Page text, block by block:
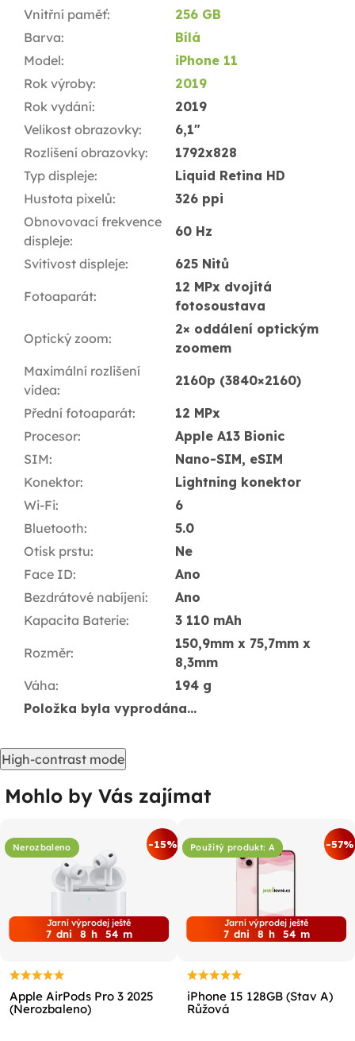
Vnitřní paměť:
256 GB
Barva:
Bílá
Model:
iPhone 11
Rok výroby:
2019
Rok vydání:
2019
Velikost obrazovky:
6,1"
Rozlišení obrazovky:
1792x828
Typ displeje:
Liquid Retina HD
Hustota pixelů:
326 ppi
Obnovovací frekvence
displeje:
60 Hz
Svítivost displeje: 625 Nitů
Fotoaparát:
12 MPx dvojitá
fotosoustava
Optický zoom:
2× oddálení optickým
zoomem
Maximální rozlišení
videa:
2160p (3840×2160)
Přední fotoaparát:
12 MPx
Procesor:
Apple A13 Bionic
SIM:
Nano-SIM, eSIM
Konektor:
Lightning konektor
Wi-Fi:
6
Bluetooth:
5.0
Otisk prstu:
Ne
Face ID:
Ano
Bezdrátové nabíjení:
Ano
Kapacita Baterie: 3 110 mAh
Rozměr:
150,9mm x 75,7mm x
8,3mm
Váha:
194 g
Položka byla vyprodána…
High-contrast mode
Mohlo by Vás zajímat
Nerozbaleno -15%
Jarní výprodej ještě
7 dni 8 h 54 m
Apple AirPods Pro 3 2025
(Nerozbaleno)
Použitý produkt: A -57%
Jarní výprodej ještě
7 dni 8 h 54 m
iPhone 15 128GB (Stav A)
Růžová